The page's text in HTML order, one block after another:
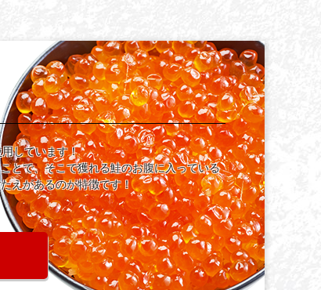
しています！
とで、そこで獲れる鮭のお腹に入っている
えがあるのが特徴です！